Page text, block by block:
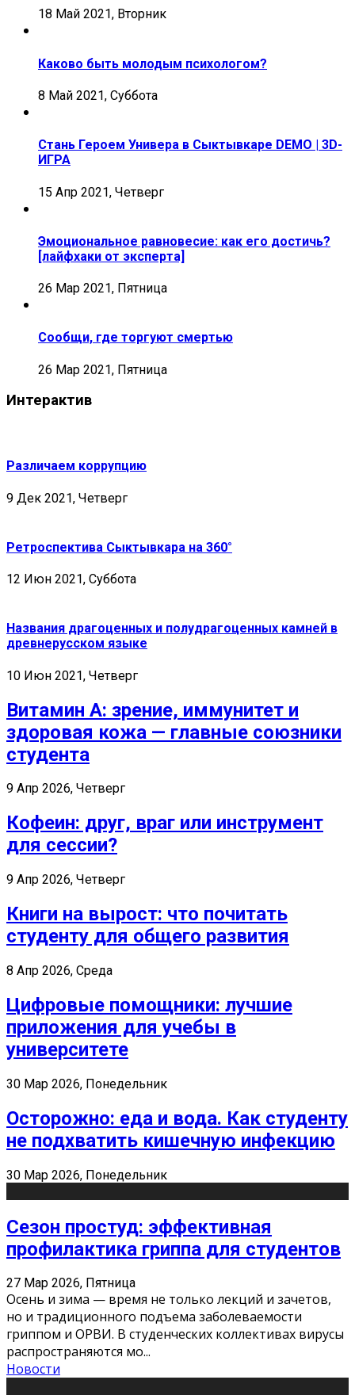
18 Май 2021, Вторник
Каково быть молодым психологом?
8 Май 2021, Суббота
Стань Героем Универа в Сыктывкаре DEMO | 3D-
ИГРА
15 Апр 2021, Четверг
Эмоциональное равновесие: как его достичь?
[лайфхаки от эксперта]
26 Мар 2021, Пятница
Сообщи, где торгуют смертью
26 Мар 2021, Пятница
Интерактив
Различаем коррупцию
9 Дек 2021, Четверг
Ретроспектива Сыктывкара на 360°
12 Июн 2021, Суббота
Названия драгоценных и полудрагоценных камней в
древнерусском языке
10 Июн 2021, Четверг
Витамин А: зрение, иммунитет и
здоровая кожа — главные союзники
студента
9 Апр 2026, Четверг
Кофеин: друг, враг или инструмент
для сессии?
9 Апр 2026, Четверг
Книги на вырост: что почитать
студенту для общего развития
8 Апр 2026, Среда
Цифровые помощники: лучшие
приложения для учебы в
университете
30 Мар 2026, Понедельник
Осторожно: еда и вода. Как студенту
не подхватить кишечную инфекцию
30 Мар 2026, Понедельник
Сезон простуд: эффективная
профилактика гриппа для студентов
27 Мар 2026, Пятница
Осень и зима — время не только лекций и зачетов,
но и традиционного подъема заболеваемости
гриппом и ОРВИ. В студенческих коллективах вирусы
распространяются мо...
Новости